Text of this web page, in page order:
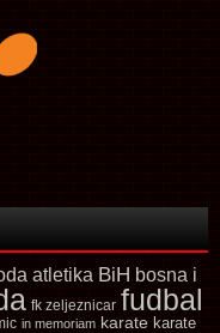
atletika BiH bosna i
fk zeljeznicar fudbal
in memoriam karate karate